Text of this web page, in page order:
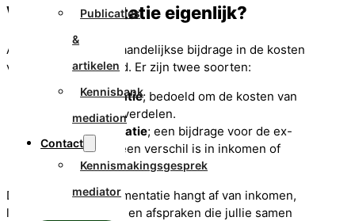
Publicaties
&
artikelen
Kennisbank
mediation
Contact
Kennismakingsgesprek
mediator
Wat is alimentatie eigenlijk?
Alimentatie is een maandelijkse bijdrage in de kosten
van levensonderhoud. Er zijn twee soorten:
Kinderalimentatie; bedoeld om de kosten van
de kinderen te verdelen.
Partneralimentatie; een bijdrage voor de ex-
partner, als er een verschil is in inkomen of
draagkracht.
De hoogte van de alimentatie hangt af van inkomen,
lasten, zorgverdeling en afspraken die jullie samen